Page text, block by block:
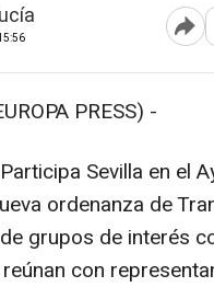
PRESS) -
Sevilla en el
ordenanza de
grupos de interés
con